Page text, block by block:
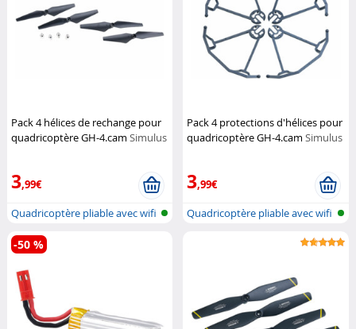
Pack 4 hélices de rechange pour
quadricoptère GH-4.cam Simulus
3,99€
Quadricoptère pliable avec wifi
et...
Pack 4 protections d'hélices pour
quadricoptère GH-4.camSimulus
3,99€
Quadricoptère pliable avec wifi
-50 %